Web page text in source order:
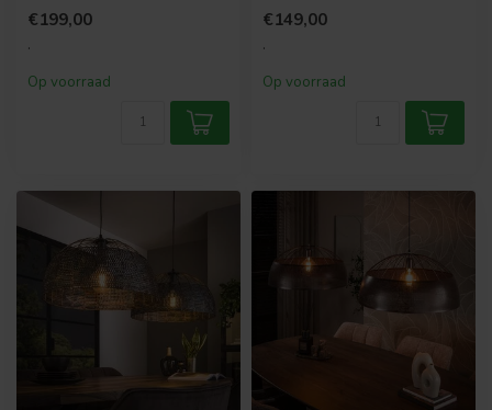
een pracht...
€199,00
.
Op voorraad
manie...
€149,00
.
Op voorraad